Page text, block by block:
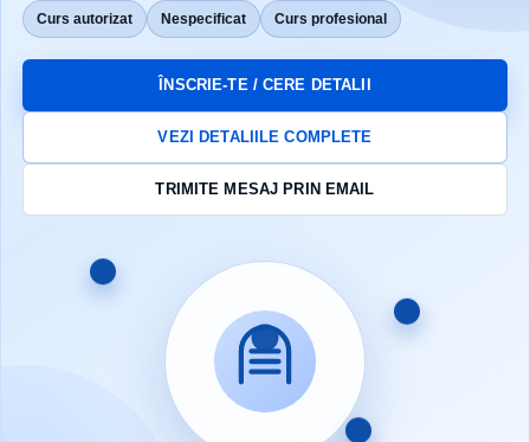
Curs autorizat Nespecificat Curs profesional
ÎNSCRIE-TE / CERE DETALII
VEZI DETALIILE COMPLETE
TRIMITE MESAJ PRIN EMAIL